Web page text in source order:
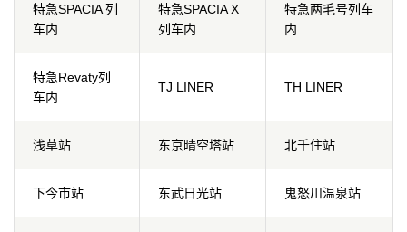
特急SPACIA 列
车内
特急SPACIA X
列车内
特急两毛号列车
内
特急Revaty列
车内
TJ LINER TH LINER
浅草站 东京晴空塔站 北千住站
下今市站 东武日光站 鬼怒川温泉站